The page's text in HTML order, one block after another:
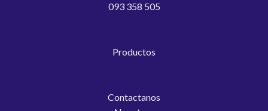
093 358 505
Productos
Contactanos